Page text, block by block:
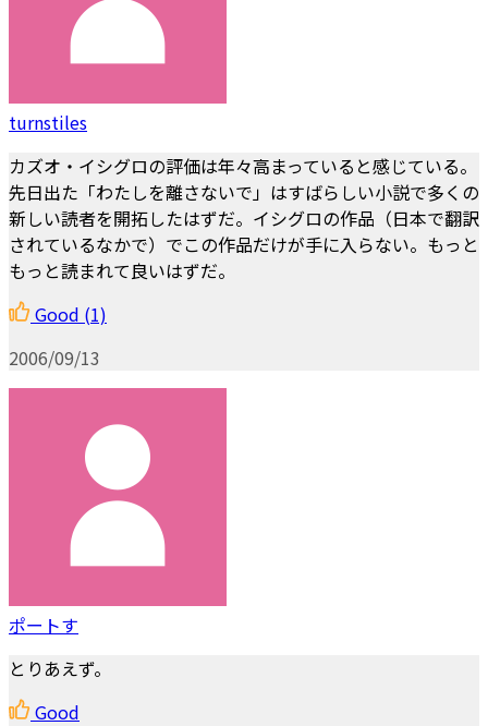
turnstiles
カズオ・イシグロの評価は年々高まっていると感じている。
先日出た「わたしを離さないで」はすばらしい小説で多くの
新しい読者を開拓したはずだ。イシグロの作品（日本で翻訳
されているなかで）でこの作品だけが手に入らない。もっと
もっと読まれて良いはずだ。
Good (1)
2006/09/13
ポートす
とりあえず。
Good